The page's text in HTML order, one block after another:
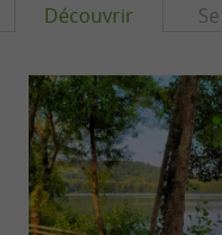
Découvrir